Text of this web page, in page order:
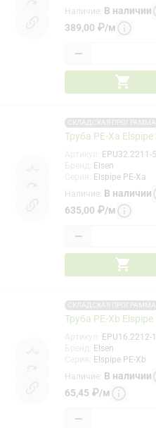
Наличие: В наличии
389,00 ₽/м
−
СКЛАДСКАЯ ПРОГРАММА
Труба PE-Xa
EPU32.2211-
Elsen
Elspipe PE-Xa
Наличие: В наличии
635,00 ₽/м
−
СКЛАДСКАЯ ПРОГРАММА
Труба PE-Xb
EPU16.2212-
Elsen
Elspipe PE-Xb
Наличие: В наличии
65,45 ₽/м
−